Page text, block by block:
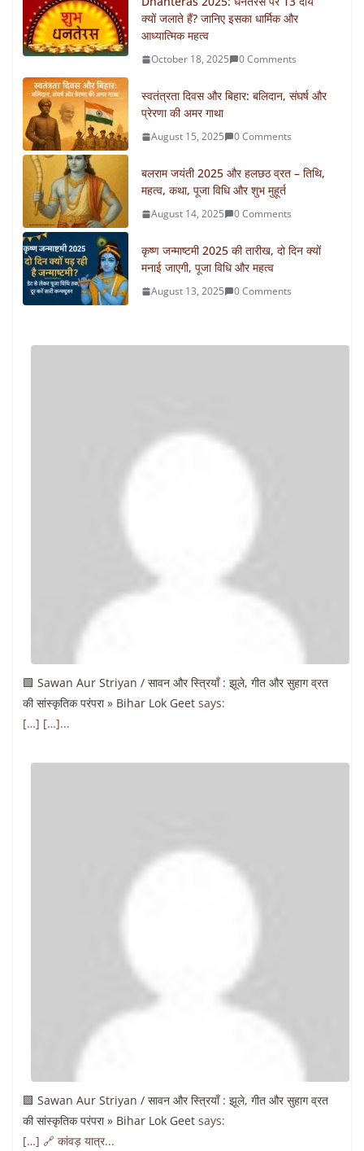
क्यों जलाते हैं? जानिए इसका धार्मिक और
आध्यात्मिक महत्व
October 18, 2025 0 Comments
स्वतंत्रता दिवस और बिहार: बलिदान, संघर्ष और
प्रेरणा की अमर गाथा
August 15, 2025 0 Comments
बलराम जयंती 2025 और हलछठ व्रत – तिथि,
महत्व, कथा, पूजा विधि और शुभ मुहूर्त
August 14, 2025 0 Comments
कृष्ण जन्माष्टमी 2025 की तारीख, दो दिन क्यों
मनाई जाएगी, पूजा विधि और महत्व
August 13, 2025 0 Comments
🟩 Sawan Aur Striyan / सावन और स्त्रियाँ : झूले, गीत और सुहाग व्रत
की सांस्कृतिक परंपरा » Bihar Lok Geet says:
[…] […]...
🟩 Sawan Aur Striyan / सावन और स्त्रियाँ : झूले, गीत और सुहाग व्रत
की सांस्कृतिक परंपरा » Bihar Lok Geet says:
[…] 🔗 कांवड़ यात्र...